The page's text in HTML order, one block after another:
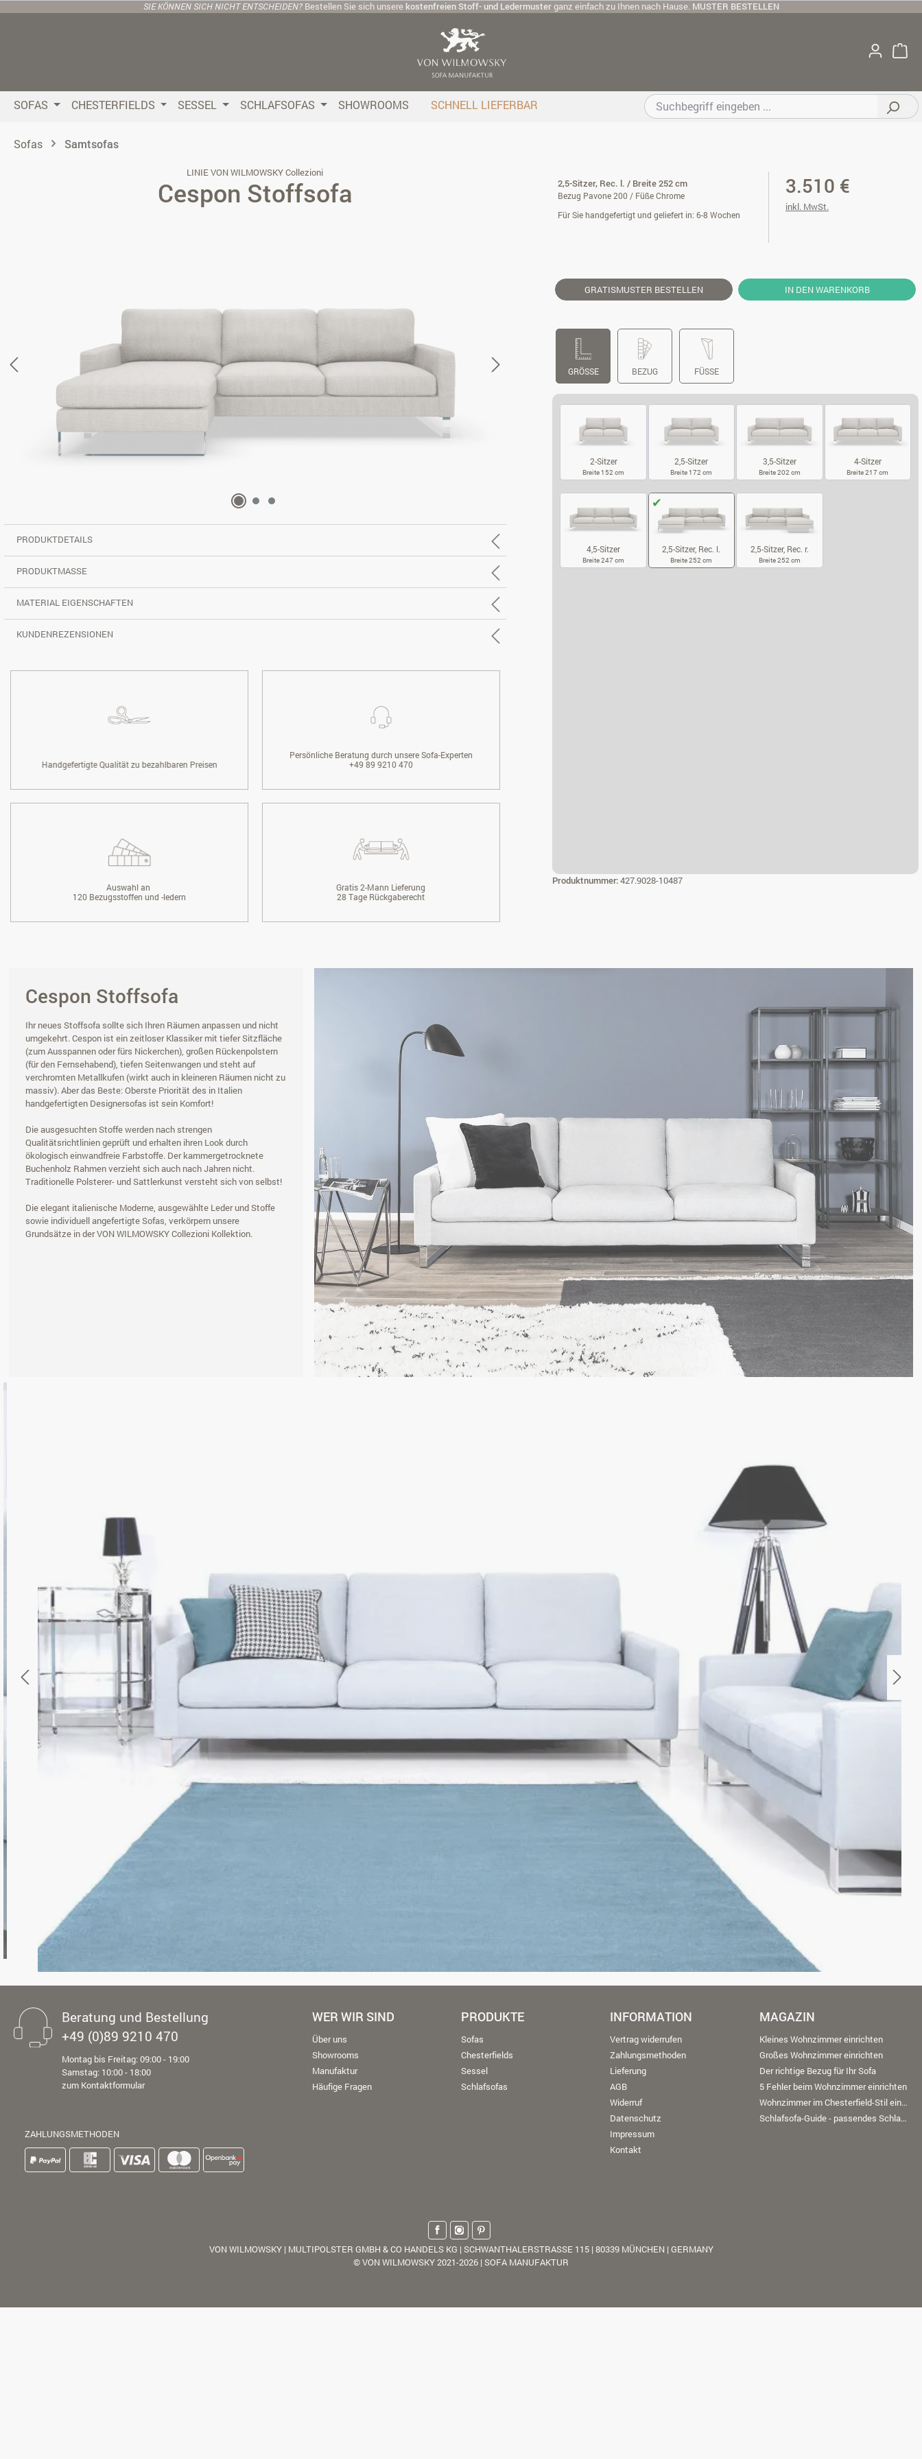
Hauptinhalt springen
Zur Suche springen
Zur Hauptnavigation springen
SIE KÖNNEN SICH NICHT ENTSCHEIDEN? Bestellen Sie sich unsere kostenfreien Stoff- und Ledermusterganz einfach zu Ihnen nach Hause. MUSTER BESTELLEN
SOFAS CHESTERFIELDS SESSEL SCHLAFSOFAS SHOWROOMS SCHNELL LIEFERBAR
Sofas Samtsofas
LINIE VON WILMOWSKY Collezioni
Cespon Stoffsofa 2,5-Sitzer, Rec. l. / Breite 252 cm
Bezug Pavone 200 / Füße Chrome
Für Sie handgefertigt und geliefert in: 6-8 Wochen
3.510 €
inkl. MwSt.
GRATISMUSTER BESTELLEN IN DEN WARENKORB
GRÖSSE BEZUG FÜSSE
2-Sitzer
Breite 152 cm
2,5-Sitzer
Breite 172 cm
3,5-Sitzer
Breite 202 cm
4-Sitzer
Breite 217 cm
4,5-Sitzer
Breite 247 cm
2,5-Sitzer, Rec. l.
Breite 252 cm
2,5-Sitzer, Rec. r.
Breite 252 cm
Produktnummer:427.9028-10487
PRODUKTDETAILS
PRODUKTMASSE
MATERIAL EIGENSCHAFTEN
KUNDENREZENSIONEN
Handgefertigte Qualität zu bezahlbaren Preisen
Persönliche Beratung durch unsere Sofa-Experten
+49 89 9210 470
Auswahl an
120 Bezugsstoffen und -ledern
Gratis 2-Mann Lieferung
28 Tage Rückgaberecht
Cespon Stoffsofa
Ihr neues Stoffsofa sollte sich Ihren Räumen anpassen und nicht
umgekehrt. Cespon ist ein zeitloser Klassiker mit tiefer Sitzfläche
(zum Ausspannen oder fürs Nickerchen), großen Rückenpolstern
(für den Fernsehabend), tiefen Seitenwangen und steht auf
verchromten Metallkufen (wirkt auch in kleineren Räumen nicht zu
massiv). Aber das Beste: Oberste Priorität des in Italien
handgefertigten Designersofas ist sein Komfort!
Die ausgesuchten Stoffe werden nach strengen
Qualitätsrichtlinien geprüft und erhalten ihren Look durch
ökologisch einwandfreie Farbstoffe. Der kammergetrocknete
Buchenholz Rahmen verzieht sich auch nach Jahren nicht.
Traditionelle Polsterer- und Sattlerkunst versteht sich von selbst!
Die elegant italienische Moderne, ausgewählte Leder und Stoffe
sowie individuell angefertigte Sofas, verkörpern unsere
Grundsätze in der VON WILMOWSKY Collezioni Kollektion.
Beratung und Bestellung
+49 (0)89 9210 470
Montag bis Freitag: 09:00 - 19:00
Samstag: 10:00 - 18:00
zum Kontaktformular
ZAHLUNGSMETHODEN
WER WIR SIND
Über uns
Showrooms
Manufaktur
Häufige Fragen
PRODUKTE
Sofas
Chesterfields
Sessel
Schlafsofas
INFORMATION
Vertrag widerrufen
Zahlungsmethoden
Lieferung
AGB
Widerruf
Datenschutz
Impressum
Kontakt
MAGAZIN
Kleines Wohnzimmer einrichten
Großes Wohnzimmer einrichten
Der richtige Bezug für Ihr Sofa
5 Fehler beim Wohnzimmer einrichten
Wohnzimmer im Chesterfield-Stil einrichten
Schlafsofa-Guide - passendes Schlafsofa finden
VON WILMOWSKY | MULTIPOLSTER GMBH & CO HANDELS KG | SCHWANTHALERSTRASSE 115 | 80339 MÜNCHEN | GERMANY
© VON WILMOWSKY 2021-2026 | SOFA MANUFAKTUR